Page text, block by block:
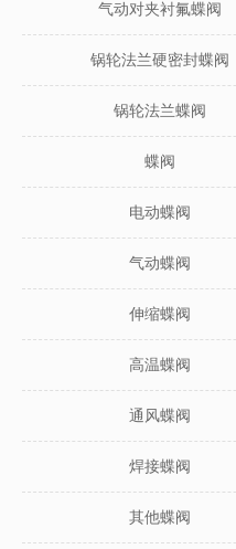
气动对夹衬氟蝶阀
锅轮法兰硬密封蝶阀
锅轮法兰蝶阀
蝶阀
电动蝶阀
气动蝶阀
伸缩蝶阀
高温蝶阀
通风蝶阀
焊接蝶阀
其他蝶阀